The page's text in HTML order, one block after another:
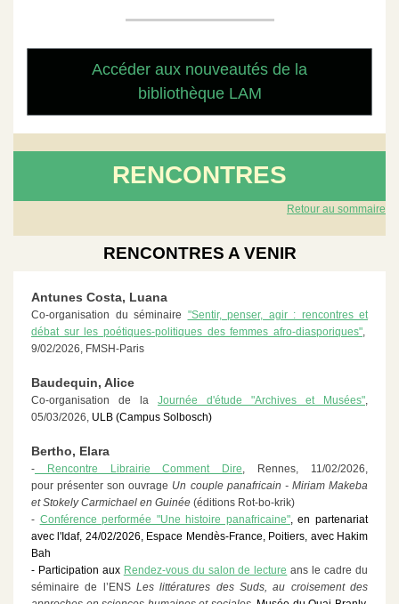
Accéder aux nouveautés de la
bibliothèque LAM
RENCONTRES
Retour au sommaire
RENCONTRES A VENIR
Antunes Costa, Luana
Co-organisation du séminaire "Sentir, penser, agir : rencontres et
débat sur les poétiques-politiques des femmes afro-diasporiques",
9/02/2026, FMSH-Paris
Baudequin, Alice
Co-organisation de la Journée d'étude "Archives et Musées",
05/03/2026, ULB (Campus Solbosch)
Bertho, Elara
- Rencontre Librairie Comment Dire, Rennes, 11/02/2026,
pourprésenter son ouvrage Un couple panafricain - Miriam Makeba
et Stokely Carmichael en Guinée (éditions Rot-bo-krik)
- Conférence performée "Une histoire panafricaine", en partenariat
avec l'Idaf, 24/02/2026, Espace Mendès-France, Poitiers, avec Hakim
Bah
- Participation aux Rendez-vous du salon de lecture ans le cadre du
séminaire de l’ENS Les littératures des Suds, au croisement des